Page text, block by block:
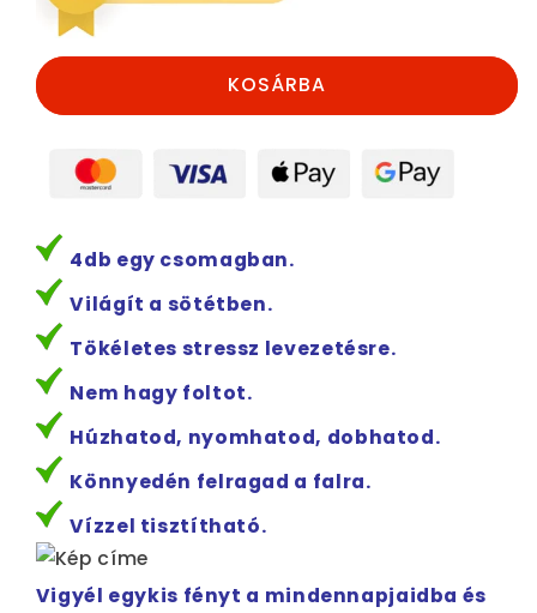
csomagban
mennyiségének
csomagban
KOSÁRBA
4db egy csomagban.
Világít a sötétben.
Tökéletes stressz levezetésre.
Nem hagy foltot.
Húzhatod, nyomhatod, dobhatod.
Könnyedén felragad a falra.
Vízzel tisztítható.
Vigyél egykis fényt a mindennapjaidba és